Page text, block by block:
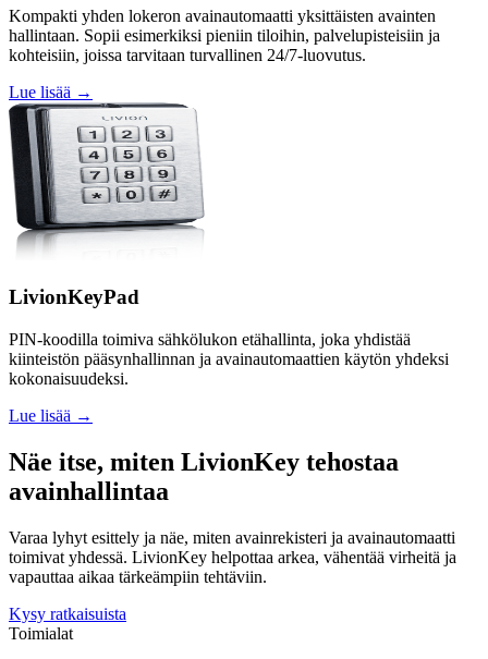
Kompakti yhden lokeron avainautomaatti yksittäisten avainten
hallintaan. Sopii esimerkiksi pieniin tiloihin, palvelupisteisiin ja
kohteisiin, joissa tarvitaan turvallinen 24/7-luovutus.
Lue lisää →
LivionKeyPad
PIN-koodilla toimiva sähkölukon etähallinta, joka yhdistää
kiinteistön pääsynhallinnan ja avainautomaattien käytön yhdeksi
kokonaisuudeksi.
Lue lisää →
Näe itse, miten LivionKey tehostaa
avainhallintaa
Varaa lyhyt esittely ja näe, miten avainrekisteri ja avainautomaatti
toimivat yhdessä. LivionKey helpottaa arkea, vähentää virheitä ja
vapauttaa aikaa tärkeämpiin tehtäviin.
Kysy ratkaisuista
Toimialat